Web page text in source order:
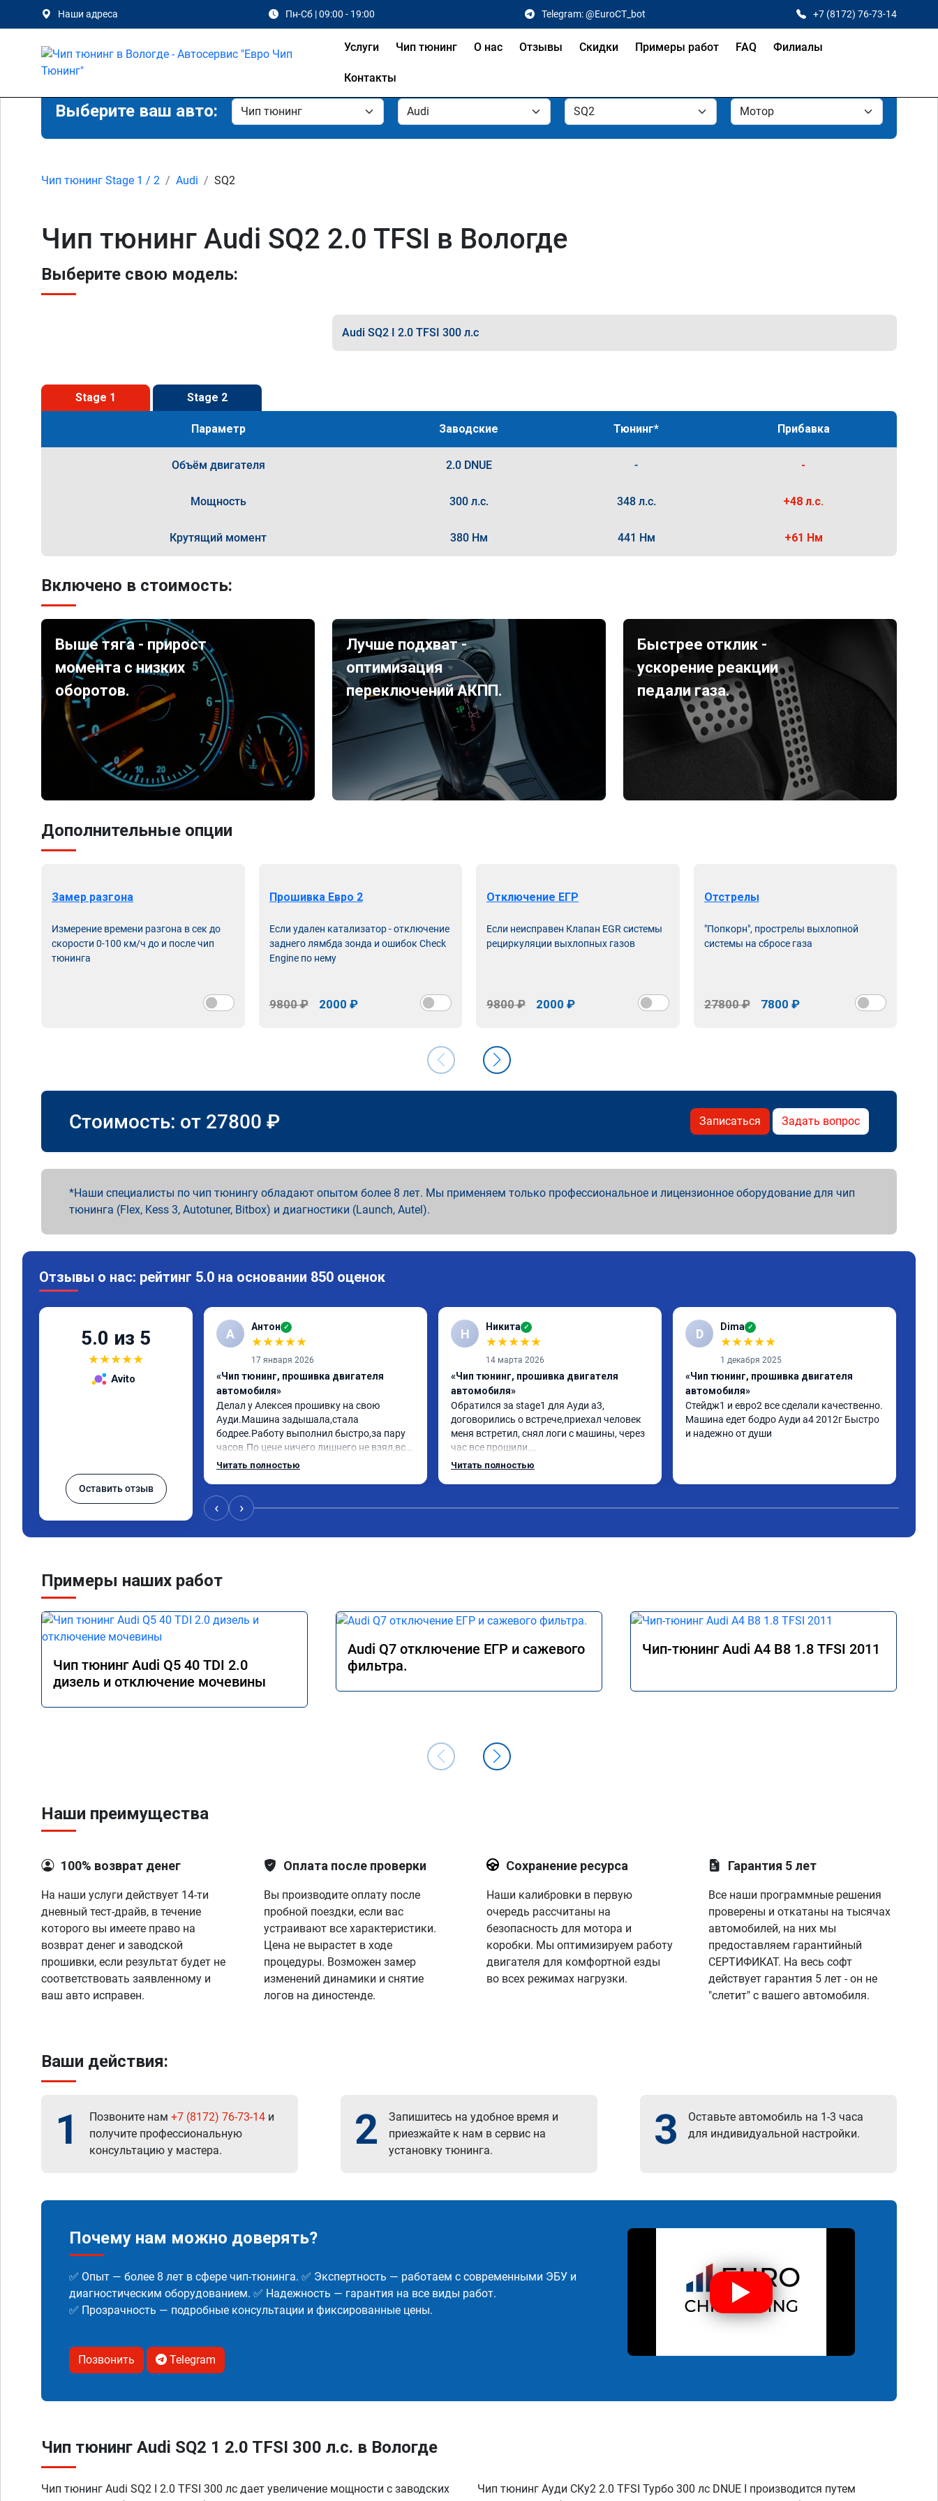
Наши адреса Пн-Сб | 09:00 - 19:00 Telegram: @EuroCT_bot +7 (8172) 76-73-14
Услуги Чип тюнинг О нас Отзывы Скидки Примеры работ FAQ Филиалы
Контакты
Выберите ваш авто:
Чип тюнинг Stage 1 / 2 Audi SQ2
Чип тюнинг Audi SQ2 2.0 TFSI в Вологде
Выберите свою модель:
Audi SQ2 I 2.0 TFSI 300 л.с
Stage 1 Stage 2
Параметр Заводские Тюнинг* Прибавка
Объём двигателя 2.0 DNUE - -
Мощность 300 л.с. 348 л.с. +48 л.с.
Крутящий момент 380 Нм 441 Нм +61 Нм
Включено в стоимость:
Выше тяга - прирост
момента с низких
оборотов.
Лучше подхват -
оптимизация
переключений АКПП.
Быстрее отклик -
ускорение реакции
педали газа.
Дополнительные опции
Замер разгона
Измерение времени разгона в сек до
скорости 0-100 км/ч до и после чип
тюнинга
Прошивка Евро 2
Если удален катализатор - отключение
заднего лямбда зонда и ошибок Check
Engine по нему
9800 ₽ 2000 ₽
Отключение ЕГР
Если неисправен Клапан EGR системы
рециркуляции выхлопных газов
9800 ₽ 2000 ₽
Отстрелы
"Попкорн", прострелы выхлопной
системы на сбросе газа
27800 ₽ 7800 ₽
Стоимость: от 27800 ₽ Записаться Задать вопрос
Наши специалисты по чип тюнингу обладают опытом более 8 лет. Мы применяем только профессиональное и лицензионное оборудование для чип
тюнинга (Flex, Kess 3, Autotuner, Bitbox) и диагностики (Launch, Autel).
Отзывы о нас: рейтинг 5.0 на основании 850 оценок
5.0 из 5
★★★★★
Avito
Оставить отзыв
А Антон ✓
★★★★★
17 января 2026
«Чип тюнинг, прошивка двигателя
автомобиля»
Делал у Алексея прошивку на свою
Ауди.Машина задышала,стала
бодрее.Работу выполнил быстро,за пару
часов.По цене ничего лишнего не взял,всё
как договаривались заранее.После
знаю,куда ехать в случае поломки
авто.Однозначно рекомендую Алексея
Читать полностью
Н Никита ✓
★★★★★
14 марта 2026
«Чип тюнинг, прошивка двигателя
автомобиля»
Обратился за stage1 для Ауди а3,
договорились о встрече,приехал человек
меня встретил, снял логи с машины, через
час все прошили.
Арман спасибо тебе огромное, машинка по
Читать полностью
D Dima ✓
★★★★★
1 декабря 2025
«Чип тюнинг, прошивка двигателя
автомобиля»
Стейдж1 и евро2 все сделали качественно.
Машина едет бодро Ауди а4 2012г Быстро
и надежно от души
‹ ›
Примеры наших работ
Чип тюнинг Audi Q5 40 TDI 2.0
дизель и отключение мочевины
Audi Q7 отключение ЕГР и сажевого
фильтра.
Чип-тюнинг Audi A4 B8 1.8 TFSI 2011
Наши преимущества
100% возврат денег
На наши услуги действует 14-ти
дневный тест-драйв, в течение
которого вы имеете право на
возврат денег и заводской
прошивки, если результат будет не
соответствовать заявленному и
ваш авто исправен.
Оплата после проверки
Вы производите оплату после
пробной поездки, если вас
устраивают все характеристики.
Цена не вырастет в ходе
процедуры. Возможен замер
изменений динамики и снятие
логов на диностенде.
Сохранение ресурса
Наши калибровки в первую
очередь рассчитаны на
безопасность для мотора и
коробки. Мы оптимизируем работу
двигателя для комфортной езды
во всех режимах нагрузки.
Гарантия 5 лет
Все наши программные решения
проверены и откатаны на тысячах
автомобилей, на них мы
предоставляем гарантийный
СЕРТИФИКАТ. На весь софт
действует гарантия 5 лет - он не
"слетит" с вашего автомобиля.
Ваши действия:
1 Позвоните нам +7 (8172) 76-73-14 и
получите профессиональную
консультацию у мастера.
2
Запишитесь на удобное время и
приезжайте к нам в сервис на
установку тюнинга.
3
Оставьте автомобиль на 1-3 часа
для индивидуальной настройки.
Почему нам можно доверять?
✅ Опыт — более 8 лет в сфере чип-тюнинга. ✅ Экспертность — работаем с современными ЭБУ и
диагностическим оборудованием. ✅ Надежность — гарантия на все виды работ.
✅ Прозрачность — подробные консультации и фиксированные цены.
Позвонить Telegram
Чип тюнинг Audi SQ2 1 2.0 TFSI 300 л.с. в Вологде
Чип тюнинг Audi SQ2 I 2.0 TFSI 300 лс дает увеличение мощности с заводских
Чип тюнинг Ауди CКу2 2.0 TFSI Турбо 300 лс DNUE I производится путем